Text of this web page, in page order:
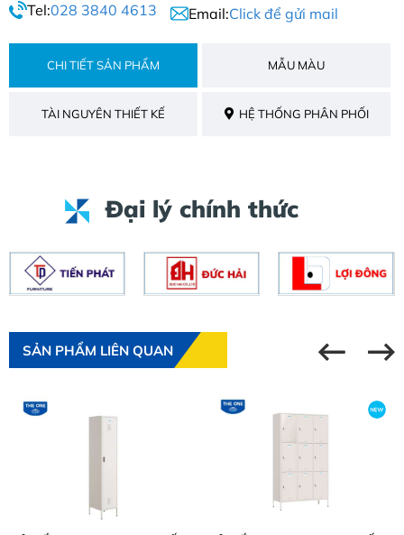
Tel:028 3840 4613 Email:Click để gửi mail
CHI TIẾT SẢN PHẨM MẪU MÀU
TÀI NGUYÊN THIẾT KẾ HỆ THỐNG PHÂN PHỐI
Đại lý chính thức
SẢN PHẨM LIÊN QUAN